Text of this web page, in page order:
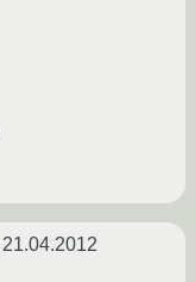
21.04.2012